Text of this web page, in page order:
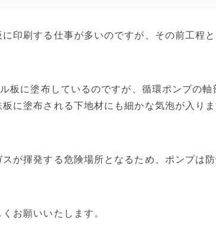
印刷する仕事が多いのですが、その前工程
板に塗布しているのですが、循環ポンプの
に塗布される下地材にも細かな気泡が入り
が揮発する危険場所となるため、ポンプは
お願いいたします。